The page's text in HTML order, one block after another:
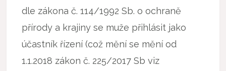
dle zákona č. 114/1992 Sb. o ochraně
přírody a krajiny se muže přihlásit jako
účastník řízení (což mění se mění od
1.1.2018 zákon č. 225/2017 Sb viz